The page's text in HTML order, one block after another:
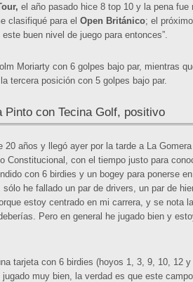
el año pasado hice 8 top 10 y la pena fue
clasifiqué para el Open Británico; el
buen nivel de juego para entonces”.
Moriarty con 6 golpes bajo par, mientras
tercera posición con 5 golpes bajo par.
con Tecina Golf, positivo
20 años y llegó ayer por la tarde a La
Constitucional, con el tiempo justo para
con 6 birdies y un bogey para ponerse
he fallado un par de drivers, un par de
estoy centrado en mi carrera, y se nota
Pero en general he jugado bien y
tarjeta con 6 birdies (hoyos 1, 3, 9, 10, 12
jugado muy bien, la verdad es que este